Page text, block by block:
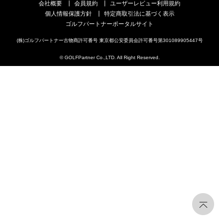
会社概要 会員規約
ユーザーレビュー利用規約
個人情報保護方針
特定商取引法に基づく表示
ゴルフパートナーポータルサイト
(株)ゴルフパートナー古物商許可番号 東京都公安委員会許可番号第301089905447号
© GOLFPartner Co.,LTD. All Right Reserved.